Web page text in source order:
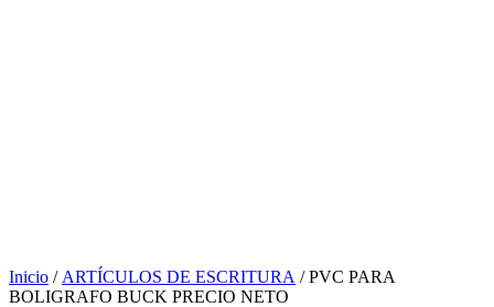
Inicio / ARTÍCULOS DE ESCRITURA / PVC PARA
BOLIGRAFO BUCK PRECIO NETO